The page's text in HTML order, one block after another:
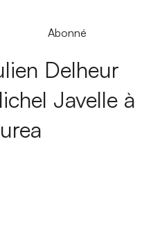
Abonné
Delheur
Javelle à